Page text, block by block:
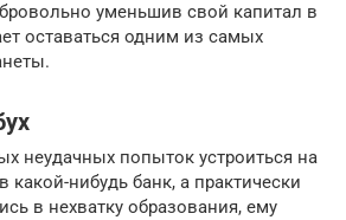
уменьшив свой капитал в
оставаться одним из самых
неудачных попыток устроиться на
нибудь банк, а практически
в нехватку образования, ему